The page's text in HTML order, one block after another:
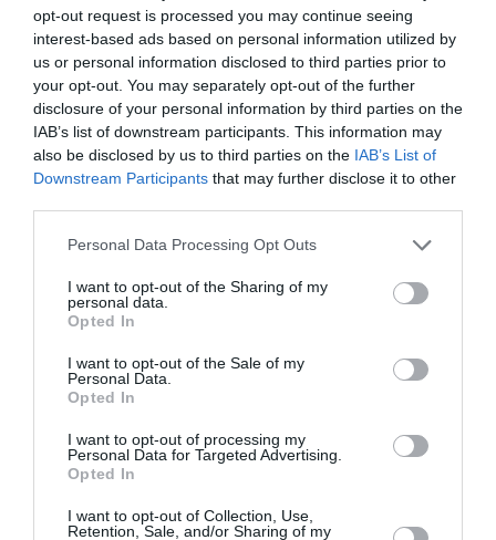
opt-out request is processed you may continue seeing
interest-based ads based on personal information utilized by
us or personal information disclosed to third parties prior to
your opt-out. You may separately opt-out of the further
disclosure of your personal information by third parties on the
IAB’s list of downstream participants. This information may
also be disclosed by us to third parties on the IAB’s List of
Downstream Participants that may further disclose it to other
Personal Data Processing Opt Outs
I want to opt-out of the Sharing of my
personal data.
Opted In
I want to opt-out of the Sale of my
Personal Data.
Opted In
I want to opt-out of processing my
Personal Data for Targeted Advertising.
Opted In
I want to opt-out of Collection, Use,
Retention, Sale, and/or Sharing of my
ΤΕΧΝΕΣ / ΝΕΑ
Ο Damien Hirst
σχεδίασε ένα
ουράνιο τόξο για
να βοηθήσει το
National Health
Service
ARCHIVE CONTENT
ARCHIVE CONTENT
έκθεση του
Μουσείο
Μπενάκη